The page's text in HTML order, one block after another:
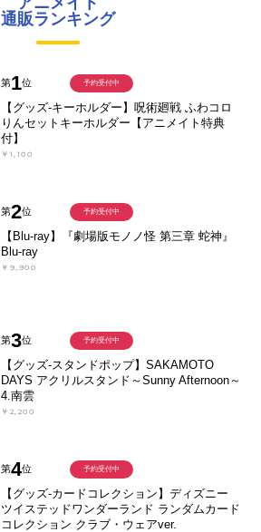
通販ランキング
第1位
【グッズ-キーホルダー】呪術廻戦 ふわコロ
りんセットキーホルダー【アニメイト特典
付】
￥1,100
予約受付中
第2位
【Blu-ray】『劇場版モノノ怪 第三章 蛇神』
Blu-ray
￥9,900
予約受付中
第3位
【グッズ-スタンドポップ】SAKAMOTO
DAYS アクリルスタンド～Sunny Afternoon～
4.南雲
￥2,200
予約受付中
第4位
【グッズ-カードコレクション】ディズニー
ツイステッドワンダーランド ランダムカード
コレクション クラブ・ウェアver.
予約受付中